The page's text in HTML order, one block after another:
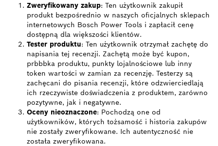
Zweryfikowany zakup: Ten użytkownik zakupił
produkt bezpośrednio w naszych oficjalnych sklepach
internetowych Bosch Power Tools i zapłacił cenę
dostępną dla większości klientów.
Tester produktu: Ten użytkownik otrzymał zachętę do
napisania tej recenzji. Zachętą może być kupon,
prbbbka produktu, punkty lojalnościowe lub inny
token wartości w zamian za recenzję. Testerzy są
zachęcani do pisania recenzji, które odzwierciedlają
ich rzeczywiste doświadczenia z produktem, zarówno
pozytywne, jak i negatywne.
Oceny nieoznaczone: Pochodzą one od
użytkowników, których tożsamość i historia zakupów
nie zostały zweryfikowane. Ich autentyczność nie
została zweryfikowana.